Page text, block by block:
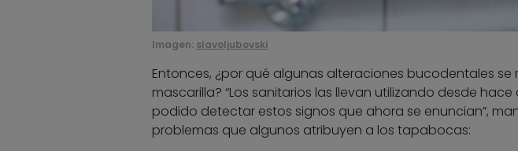
Imagen: slavoljubovski
Entonces, ¿por qué algunas alteraciones bucodentales
mascarilla? “Los sanitarios las llevan utilizando desde
podido detectar estos signos que ahora se enuncian”,
problemas que algunos atribuyen a los tapabocas: